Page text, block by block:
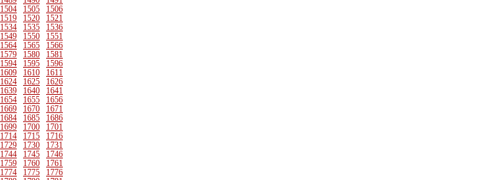
1504 1505
1506
1519 1520
1521
1534 1535
1536
1549 1550
1551
1564 1565
1566
1579 1580
1581
1594 1595
1596
1609 1610
1611
1624 1625
1626
1639 1640
1641
1654 1655
1656
1669 1670
1671
1684 1685
1686
1699 1700
1701
1714 1715
1716
1729 1730
1731
1744 1745
1746
1759 1760
1761
1774 1775
1776